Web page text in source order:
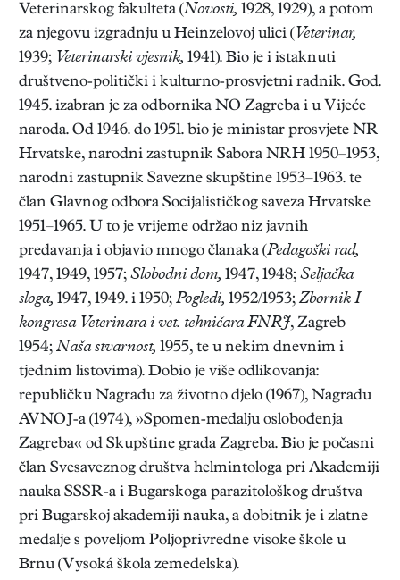
Veterinarskog fakulteta (Novosti, 1928, 1929), a potom
za njegovu izgradnju u Heinzelovoj ulici ( Veterinar,
1939; Veterinarski vjesnik, 1941). Bio je i istaknuti
društveno-politički i kulturno-prosvjetni radnik. God.
1945. izabran je za odbornika NO Zagreba i u Vijeće
naroda. Od 1946. do 1951. bio je ministar prosvjete NR
Hrvatske, narodni zastupnik Sabora NRH 1950–1953,
narodni zastupnik Savezne skupštine 1953–1963. te
član Glavnog odbora Socijalističkog saveza Hrvatske
1951–1965. U to je vrijeme održao niz javnih
predavanja i objavio mnogo članaka (Pedagoški rad,
1947, 1949, 1957; Slobodni dom, 1947, 1948; Seljačka
sloga, 1947, 1949. i 1950; Pogledi, 1952/1953; Zbornik I
kongresa Veterinara i vet. tehničara FNRJ, Zagreb
1954; Naša stvarnost, 1955, te u nekim dnevnim i
tjednim listovima). Dobio je više odlikovanja:
republičku Nagradu za životno djelo (1967), Nagradu
AVNOJ-a (1974), »Spomen-medalju oslobođenja
Zagreba« od Skupštine grada Zagreba. Bio je počasni
član Svesaveznog društva helmintologa pri Akademiji
nauka SSSR-a i Bugarskoga parazitološkog društva
pri Bugarskoj akademiji nauka, a dobitnik je i zlatne
medalje s poveljom Poljoprivredne visoke škole u
Brnu (Vysoká škola zemedelska).